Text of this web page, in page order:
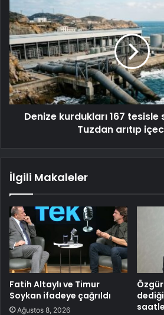
Denize kurdukları 167
Tuzdan arıtıp
İlgili Makaleler
Fatih Altaylı ve Timur
Soykan ifadeye çağrıldı
Ağustos 8, 2026
Özgür